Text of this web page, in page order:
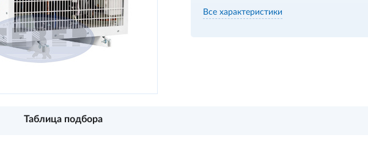
Все характеристики
Таблица подбора